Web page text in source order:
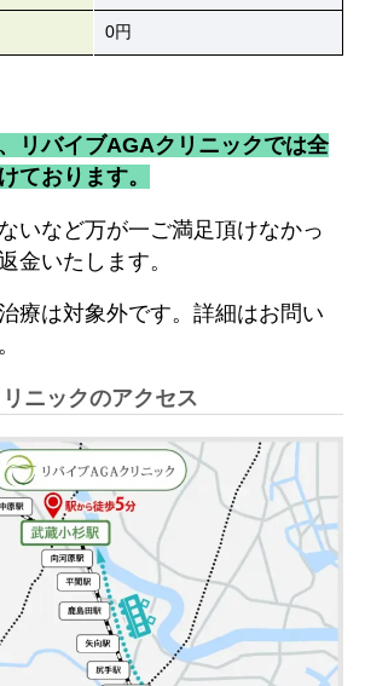
0円
リバイブAGAクリニックでは全
ております。
いなど万が一ご満足頂けなかっ
金いたします。
療は対象外です。詳細はお問い
ニックのアクセス